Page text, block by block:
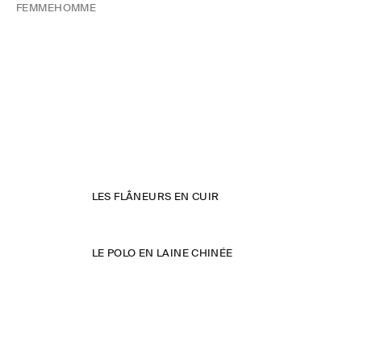
FEMMEHOMME
LES FLÂNEURS EN CUIR
LE POLO EN LAINE CHINÉE